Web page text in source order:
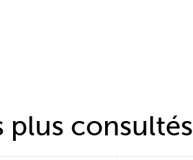
plus consultés